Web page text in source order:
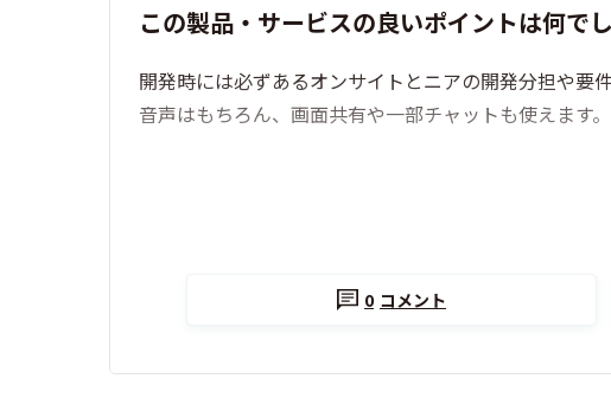
この製品・サービスの良いポイントは何で
開発時には必ずあるオンサイトとニアの開発分担や要
音声はもちろん、画面共有や一部チャットも使えます。
0 コメント